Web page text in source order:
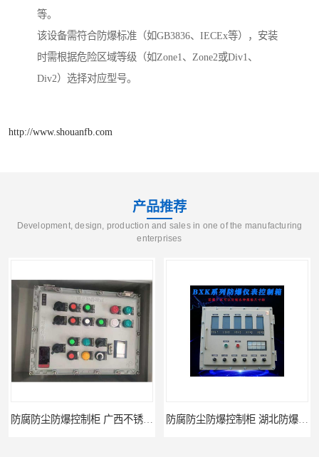
等。
该设备需符合防爆标准（如GB3836、IECEx等），安装
时需根据危险区域等级（如Zone1、Zone2或Div1、
Div2）选择对应型号。
http://www.shouanfb.com
产品推荐
Development, design, production and sales in one of the manufacturing
enterprises